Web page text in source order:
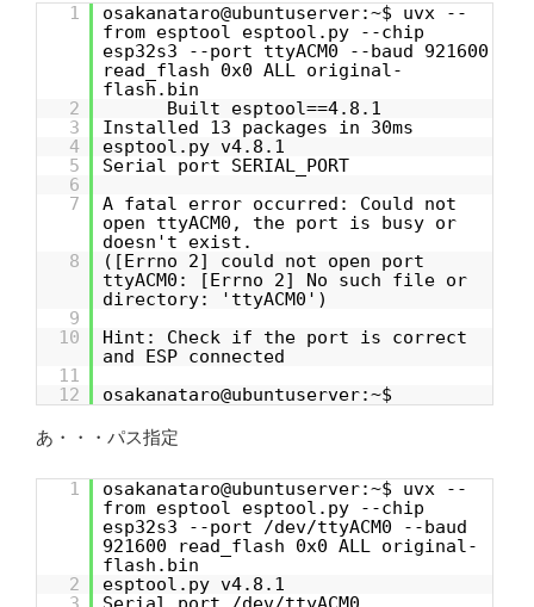
1
osakanataro@ubuntuserver:~$ uvx --
from esptool esptool.py --chip
esp32s3 --port ttyACM0 --baud 921600
read_flash 0x0 ALL original-
flash.bin
2
Built esptool==4.8.1
3
Installed 13 packages in 30ms
4
esptool.py v4.8.1
5
Serial port SERIAL_PORT
6
7
A fatal error occurred: Could not
open ttyACM0, the port is busy or
doesn't exist.
8
([Errno 2] could not open port
ttyACM0: [Errno 2] No such file or
directory: 'ttyACM0')
9
10
Hint: Check if the port is correct
and ESP connected
11
12
osakanataro@ubuntuserver:~$
あ・・・パス指定
1
osakanataro@ubuntuserver:~$ uvx --
from esptool esptool.py --chip
esp32s3 --port /dev/ttyACM0 --baud
921600 read_flash 0x0 ALL original-
flash.bin
2
esptool.py v4.8.1